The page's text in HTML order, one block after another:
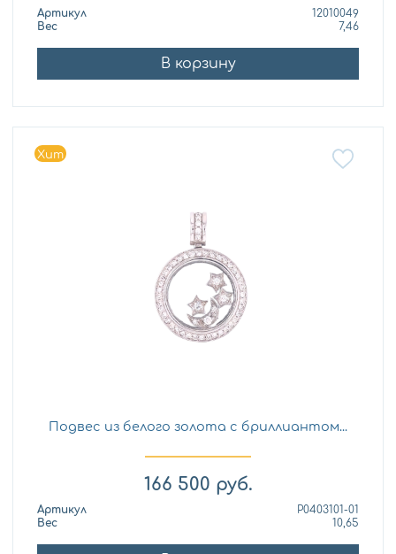
Артикул
12010049
Вес
7,46
В корзину
Хит
Подвес из белого золота с бриллиантом...
166 500 руб.
Артикул
P0403101-01
Вес
10,65